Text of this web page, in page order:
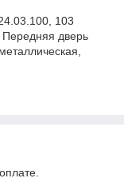
103
дверь